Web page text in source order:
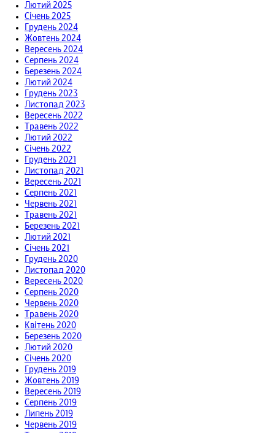
Лютий 2025
Січень 2025
Грудень 2024
Жовтень 2024
Вересень 2024
Серпень 2024
Березень 2024
Лютий 2024
Грудень 2023
Листопад 2023
Вересень 2022
Травень 2022
Лютий 2022
Січень 2022
Грудень 2021
Листопад 2021
Вересень 2021
Серпень 2021
Червень 2021
Травень 2021
Березень 2021
Лютий 2021
Січень 2021
Грудень 2020
Листопад 2020
Вересень 2020
Серпень 2020
Червень 2020
Травень 2020
Квітень 2020
Березень 2020
Лютий 2020
Січень 2020
Грудень 2019
Жовтень 2019
Вересень 2019
Серпень 2019
Липень 2019
Червень 2019